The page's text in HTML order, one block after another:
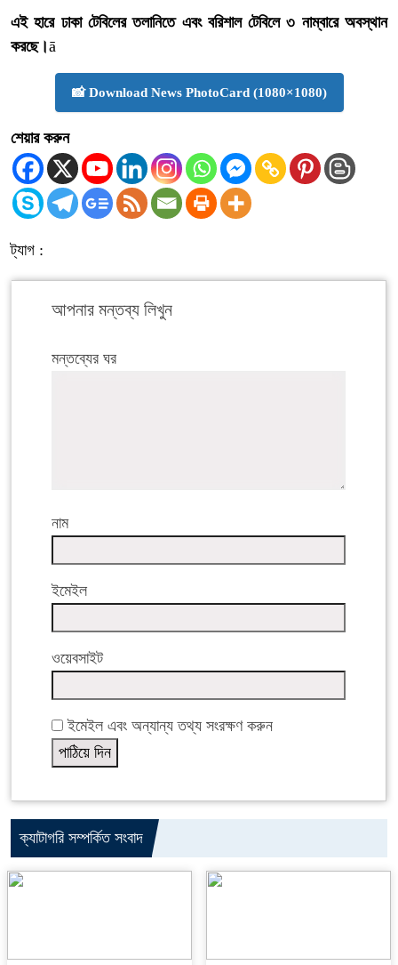
এই হারে ঢাকা টেবিলের তলানিতে এবং বরিশাল টেবিলে ৩ নাম্বারে অবস্থান
করছে।ā
📸 Download News PhotoCard (1080×1080)
শেয়ার করুন
ট্যাগ :
আপনার মন্তব্য লিখুন
মন্তব্যের ঘর
নাম
ইমেইল
ওয়েবসাইট
ইমেইল এবং অন্যান্য তথ্য সংরক্ষণ করুন
ক্যাটাগরি সম্পর্কিত সংবাদ